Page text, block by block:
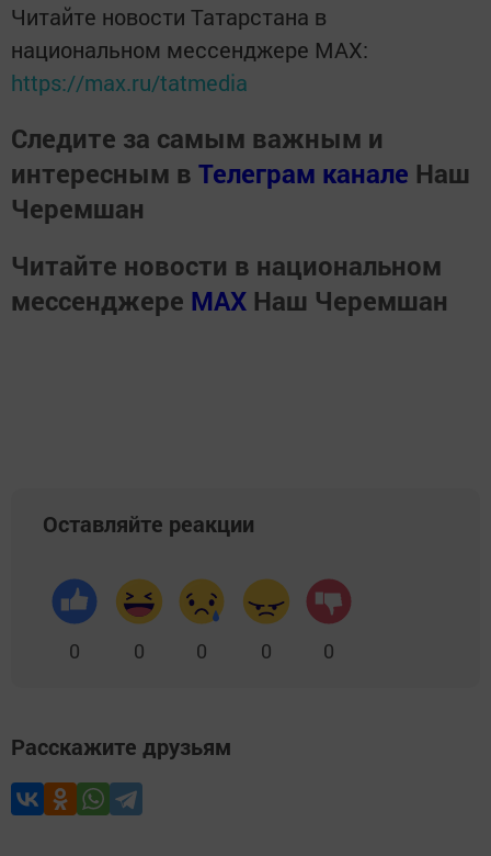
Читайте новости Татарстана в
национальном мессенджере MАХ:
https://max.ru/tatmedia
Следите за самым важным и
интересным в Телеграм канале Наш
Черемшан
Читайте новости в национальном
мессенджере MАХ Наш Черемшан
Оставляйте реакции
0 0 0 0 0
Расскажите друзьям